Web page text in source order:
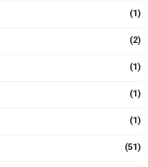
(1)
(2)
(1)
(1)
(1)
(51)